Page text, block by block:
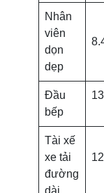
Nhân
viên
dọn
dẹp
Đầu
bếp
Tài xế
xe tải
đường
dài